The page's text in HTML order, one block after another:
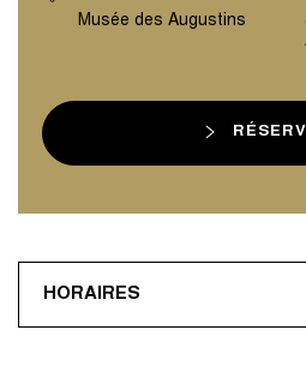
Musée des Augustins
HORAIRES